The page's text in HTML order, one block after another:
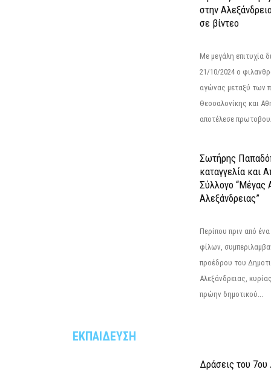
στην
σε βίντεο
Με μεγάλη επιτυχία
21/10/2024 ο
αγώνας μεταξύ των
Θεσσαλονίκης και
αποτέλεσε
Σωτήρης
καταγγελία και
Σύλλογο “Μέγας
Αλεξάνδρειας”
Περίπου πριν από
φίλων,
προέδρου του
Αλεξάνδρειας,
πρώην δημοτικού...
ΕΚΠΑΙΔΕΥΣΗ
Δράσεις του 7ου